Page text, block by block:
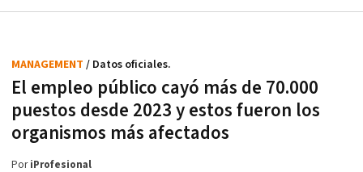
El empleo público cayó más de 70.000
puestos desde 2023 y estos fueron los
organismos más afectados
MANAGEMENT / Datos oficiales.
PoriProfesional